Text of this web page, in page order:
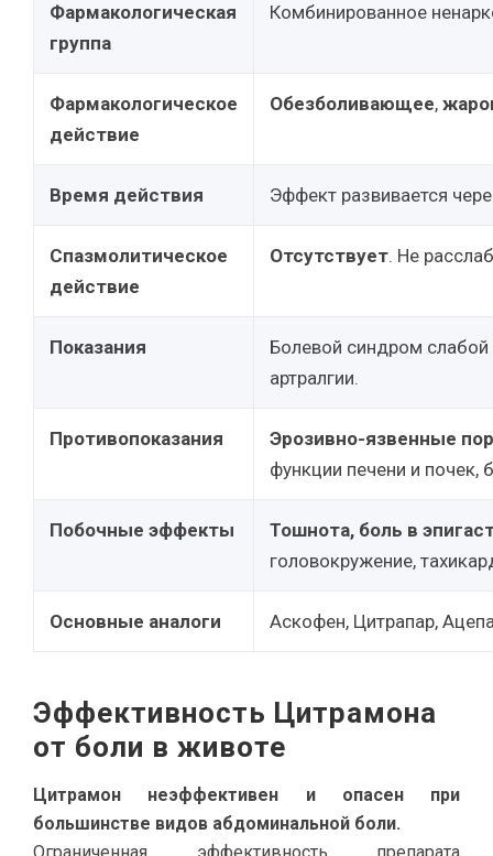
Фармакологическая
группа
Комбинированное
Фармакологическое
действие
Обезболивающее,
Время действия Эффект развивается
Спазмолитическое
действие
Отсутствует. Не
Показания
Болевой синдром слабой
артралгии.
Противопоказания
Эрозивно-язвенные
функции печени и почек,
Побочные эффекты
Тошнота, боль в
головокружение,
Основные аналоги Аскофен, Цитрапар,
Эффективность Цитрамона
от боли в животе
Цитрамон неэффективен и опасен при
большинстве видов абдоминальной боли.